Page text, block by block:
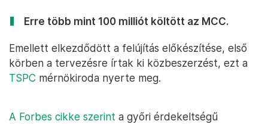
Erre több mint 100 milliót költött az MCC.
Emellett elkezdődött a felújítás előkészítése, első
körben a tervezésre írtak ki közbeszerzést, ezt a
TSPC mérnökiroda nyerte meg.
A Forbes cikke szerint a győri érdekeltségű